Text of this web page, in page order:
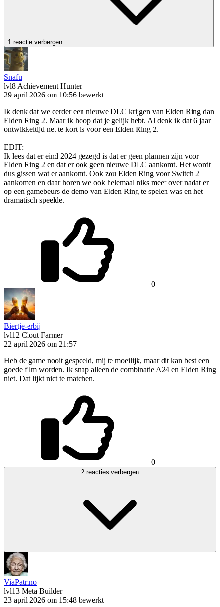
1 reactie verbergen
Snafu
lvl8 Achievement Hunter
29 april 2026 om 10:56 bewerkt
Ik denk dat we eerder een nieuwe DLC krijgen van Elden Ring dan
Elden Ring 2. Maar ik hoop dat je gelijk hebt. Al denk ik dat 6 jaar
ontwikkeltijd net te kort is voor een Elden Ring 2.
EDIT:
Ik lees dat er eind 2024 gezegd is dat er geen plannen zijn voor
Elden Ring 2 en dat er ook geen nieuwe DLC aankomt. Het wordt
dus gissen wat er aankomt. Ook zou Elden Ring voor Switch 2
aankomen en daar horen we ook helemaal niks meer over nadat er
op een gamebeurs de demo van Elden Ring te spelen was en het
dramatisch speelde.
0
Biertje-erbij
lvl12 Clout Farmer
22 april 2026 om 21:57
Heb de game nooit gespeeld, mij te moeilijk, maar dit kan best een
goede film worden. Ik snap alleen de combinatie A24 en Elden Ring
niet. Dat lijkt niet te matchen.
0
2 reacties verbergen
ViaPatrino
lvl13 Meta Builder
23 april 2026 om 15:48 bewerkt